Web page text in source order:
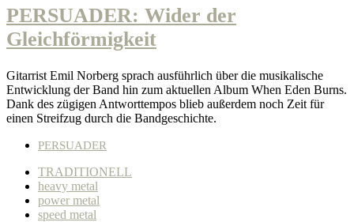
PERSUADER: Wider der
Gleichförmigkeit
Gitarrist Emil Norberg sprach ausführlich über die musikalische
Entwicklung der Band hin zum aktuellen Album When Eden Burns.
Dank des zügigen Antworttempos blieb außerdem noch Zeit für
einen Streifzug durch die Bandgeschichte.
PERSUADER
TRADITIONELL
heavy metal
power metal
speed metal